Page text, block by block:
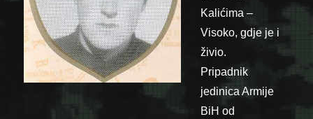
Kalićima –
Visoko, gdje je i
živio.
Pripadnik
jedinica Armije
BiH od